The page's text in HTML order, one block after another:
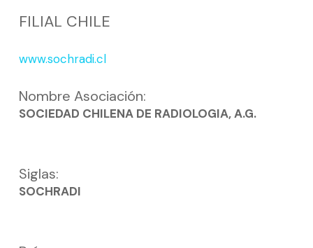
FILIAL CHILE
www.sochradi.cl
Nombre Asociación:
SOCIEDAD CHILENA DE RADIOLOGIA, A.G.
Siglas:
SOCHRADI